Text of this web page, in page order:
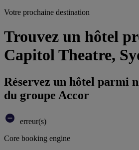
Votre prochaine destination
Trouvez un hôtel
Capitol Theatre,
Réservez un hôtel parmi
du groupe Accor
erreur(s)
Core booking engine